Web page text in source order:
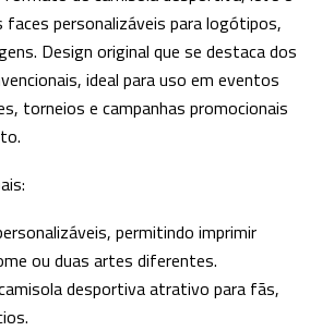
faces personalizáveis para logótipos,
Design original que se destaca dos
ideal para uso em eventos
torneios e campanhas promocionais
permitindo imprimir
ou duas artes diferentes.
desportiva atrativo para fãs,